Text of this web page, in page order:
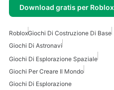
Download gratis per Roblox
RobloxGiochi Di Costruzione Di Base
Giochi Di Astronavi
Giochi Di Esplorazione Spaziale
Giochi Per Creare Il Mondo
Giochi Di Esplorazione